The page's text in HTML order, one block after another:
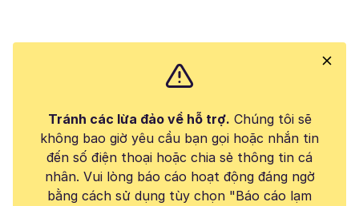
Tránh các lừa đảo về hỗ trợ. Chúng tôi sẽ
không bao giờ yêu cầu bạn gọi hoặc nhắn tin
đến số điện thoại hoặc chia sẻ thông tin cá
nhân. Vui lòng báo cáo hoạt động đáng ngờ
bằng cách sử dụng tùy chọn "Báo cáo lạm